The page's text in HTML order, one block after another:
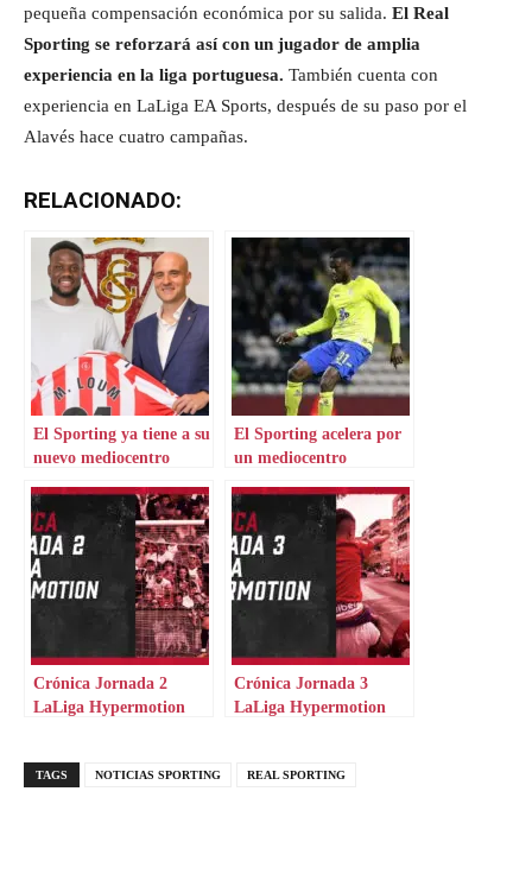
pequeña compensación económica por su salida. El Real
Sporting se reforzará así con un jugador de amplia
experiencia en la liga portuguesa. También cuenta con
experiencia en LaLiga EA Sports, después de su paso por el
Alavés hace cuatro campañas.
RELACIONADO:
El Sporting ya tiene a su
nuevo mediocentro
El Sporting acelera por
un mediocentro
Crónica Jornada 2
LaLiga Hypermotion
Crónica Jornada 3
LaLiga Hypermotion
TAGS NOTICIAS SPORTING REAL SPORTING